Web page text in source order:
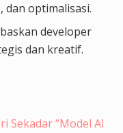
optimalisasi.
developer
dan kreatif.
Sekadar “Model AI